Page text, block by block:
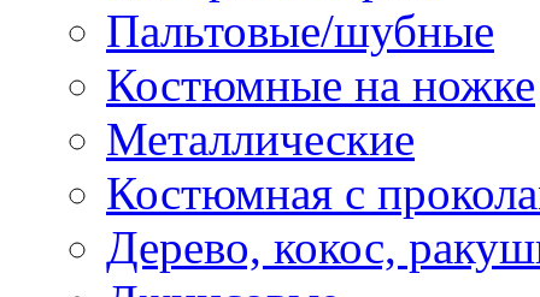
Пальтовые/шубные
Костюмные на ножке
Металлические
Костюмная с
Дерево, кокос,